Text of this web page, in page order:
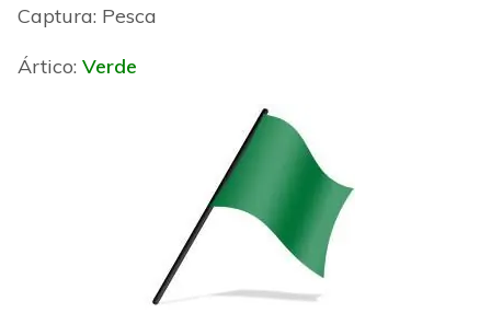
Captura: Pesca
Ártico: Verde